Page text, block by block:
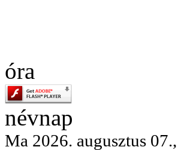
óra
névnap
Ma 2026. augusztus